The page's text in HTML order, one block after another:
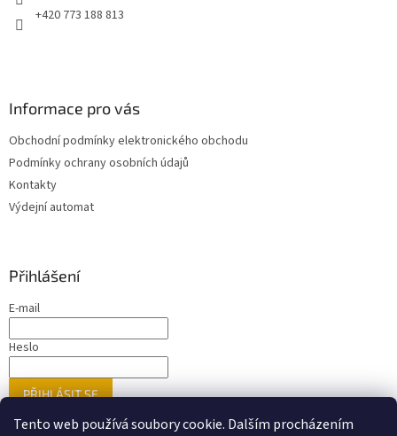
Tento web používá soubory cookie. Dalším procházením
+420 773 188 813
Informace pro vás
Obchodní podmínky elektronického obchodu
Podmínky ochrany osobních údajů
Kontakty
Výdejní automat
Přihlášení
E-mail
Heslo
PŘIHLÁSIT SE
Nová registraceZapomenuté heslo